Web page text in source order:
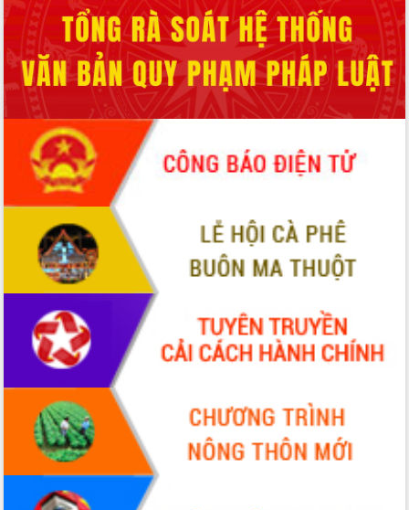
Hội thảo góp ý hồ sơ điều chỉnh quy
hoạch tỉnh Đắk Lắk thời kỳ 2021-2030,
tầm nhìn đến năm 2050
Nâng cao hiệu quả hoạt động của các
doanh nghiệp nhà nước
Hội nghị triển khai kết nối mạng
truyền số liệu chuyên dùng phục vụ cơ
quan Đảng, Nhà nước
Lễ phát động chuỗi hoạt động chung
tay làm sạch môi trường
Xã Ea Kar bước chuyển mình trong
công tác cải cách hành chính mô hình
UBND tỉnh họp báo định kỳ tháng 4
năm 2026
Hội thảo khoa học “Giải pháp thúc đẩy
phát triển nền kinh tế xanh tại tỉnh
Đắk Lắk”
Tăng cường giám sát, đôn đốc thực
hiện nhiệm vụ quản lý tài sản công
hàng tuần
Tháo gỡ những vướng mắc, đẩy mạnh
công tác cải cách thủ tục hành chính
tại Trung tâm Phục vụ hành chính
công tỉnh
Đắk Lắk: Tôn vinh 46 giải pháp tại Hội